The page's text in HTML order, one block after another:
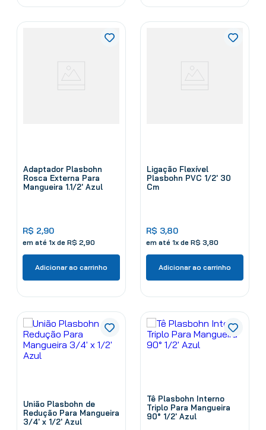
Adaptador Plasbohn
Rosca Externa Para
Mangueira 1.1/2' Azul
R$ 2,90
em até 1x de R$ 2 90
Adicionar ao carrinho
Ligação Flexível
Plasbohn PVC 1/2' 30
Cm
R$ 3,80
em até 1x de R$ 3 80
Adicionar ao carrinho
União Plasbohn de
Redução Para Mangueira
3/4' x 1/2' Azul
Tê Plasbohn Interno
Triplo Para Mangueira
90° 1/2' Azul